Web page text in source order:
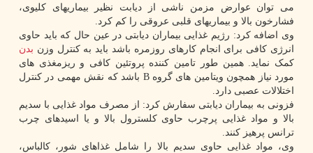
می توان عوارض مزمن ناشی از دیابت نظیر بیماریهای کلیوی،
فشارخون بالا و بیماریهای قلبی عروقی را کم کرد.
وی اضافه کرد: رژیم غذایی بیماران دیابتی در عین حال که باید حاوی
انرژی کافی برای انجام کارهای روزمره باشد باید به کنترل وزن بدن
کمک نماید. همین طور تامین کننده پروتئین کافی و ریزمغذی های
مورد نیاز همچون ویتامین های گروه B باشد که نقش مهمی در کنترل
اختلالات عصبی دارد.
فزونی به بیماران دیابتی سفارش کرد: از مصرف مواد غذایی با سدیم
بالا و مواد غذایی پرچرب حاوی کلسترول بالا و یا اسیدهای چرب
ترانس پرهیز کنند.
وی، مواد غذایی حاوی سدیم بالا را شامل غذاهای شور، کالباس،